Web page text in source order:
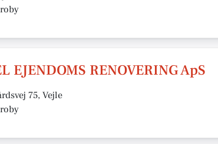
EJENDOMS RENOVERING ApS
75, Vejle